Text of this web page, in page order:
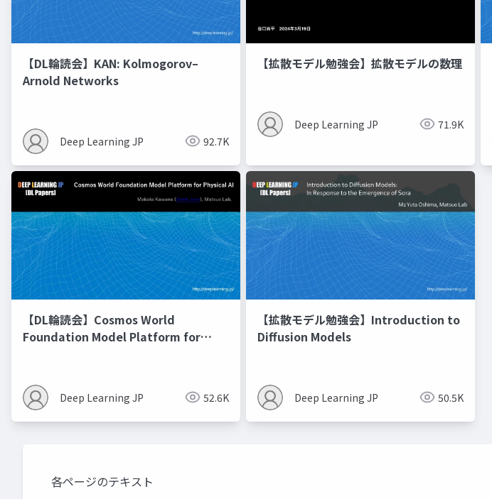
【DL輪読会】KAN: Kolmogorov–
Arnold Networks
Deep Learning JP 92.7K
【拡散モデル勉強会】拡散モデルの数理
Deep Learning JP 71.9K
【DL輪読会】Cosmos World
Foundation Model Platform for
Deep Learning JP 52.6K
【拡散モデル勉強会】Introduction to
Diffusion Models
Deep Learning JP 50.5K
各ページのテキスト